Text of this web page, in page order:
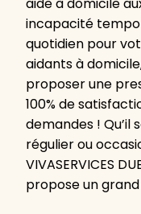
aide à domicile
incapacité
quotidien pour
aidants à
proposer une
100% de
demandes ! Qu’il
régulier ou
VIVASERVICES
propose un